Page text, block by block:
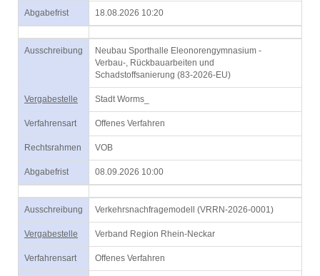
Abgabefrist 18.08.2026 10:20
Ausschreibung
Neubau Sporthalle Eleonorengymnasium -
Verbau-, Rückbauarbeiten und
Schadstoffsanierung (83-2026-EU)
Vergabestelle Stadt Worms_
Verfahrensart Offenes Verfahren
Rechtsrahmen VOB
Abgabefrist 08.09.2026 10:00
Ausschreibung Verkehrsnachfragemodell (VRRN-2026-0001)
Vergabestelle Verband Region Rhein-Neckar
Verfahrensart Offenes Verfahren